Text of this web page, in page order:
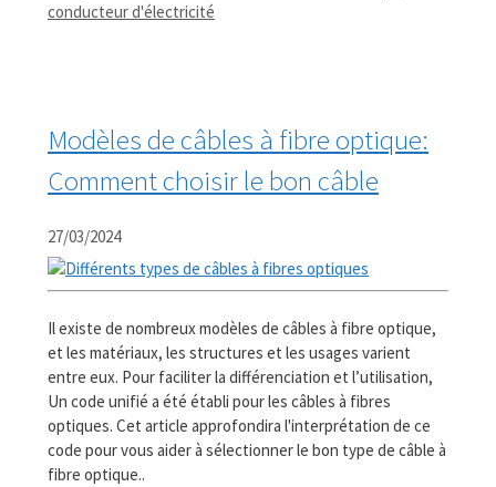
conducteur d'électricité
Modèles de câbles à fibre optique:
Comment choisir le bon câble
27/03/2024
Il existe de nombreux modèles de câbles à fibre optique,
et les matériaux, les structures et les usages varient
entre eux. Pour faciliter la différenciation et l’utilisation,
Un code unifié a été établi pour les câbles à fibres
optiques. Cet article approfondira l'interprétation de ce
code pour vous aider à sélectionner le bon type de câble à
fibre optique..